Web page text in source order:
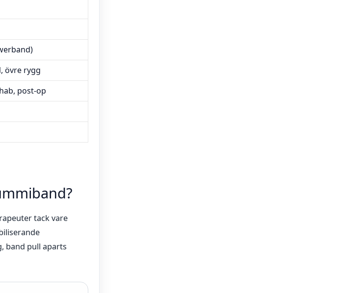
övre rygg
post-op
tack vare
band pull aparts